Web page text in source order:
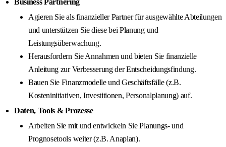
Business Partnering
Agieren Sie als finanzieller Partner für ausgewählte Abteilungen
und unterstützen Sie diese bei Planung und
Leistungsüberwachung.
Herausfordern Sie Annahmen und bieten Sie finanzielle
Anleitung zur Verbesserung der Entscheidungsfindung.
Bauen Sie Finanzmodelle und Geschäftsfälle (z.B.
Kosteninitiativen, Investitionen, Personalplanung) auf.
Daten, Tools & Prozesse
Arbeiten Sie mit und entwickeln Sie Planungs- und
Prognosetools weiter (z.B. Anaplan).